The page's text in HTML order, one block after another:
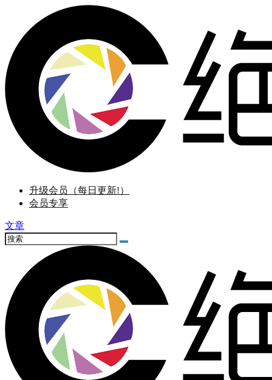
升级会员（每日更新!）
会员专享
文章